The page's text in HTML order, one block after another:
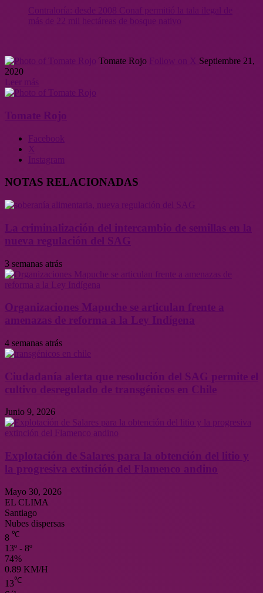
Tomate Rojo
Septiembre 21,
2020
NOTAS RELACIONADAS
La criminalización del intercambio de semillas en la
nueva regulación del SAG
3 semanas atrás
Organizaciones Mapuche se articulan frente a
amenazas de reforma a la Ley Indígena
4 semanas atrás
Ciudadanía alerta que resolución del SAG permite el
cultivo desregulado de transgénicos en Chile
Junio 9, 2026
Explotación de Salares para la obtención del litio y
la progresiva extinción del Flamenco andino
Mayo 30, 2026
EL CLIMA
Santiago
Nubes dispersas
8 ℃
13º - 8º
74%
0.89 KM/H
13℃